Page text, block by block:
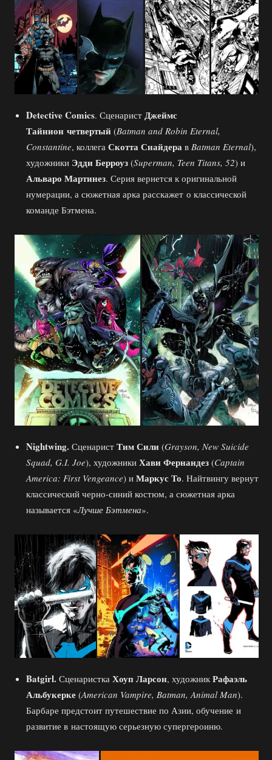
Detective Comics. Сценарист Джеймс
Тайнион четвертый (Batman and Robin Eternal,
Constantine, коллега Скотта Снайдера в Batman Eternal),
художники Эдди Берроуз (Superman, Teen Titans, 52) и
Альваро Мартинез. Серия вернется к оригинальной
нумерации, а сюжетная арка расскажет о классической
команде Бэтмена.
Nightwing. Сценарист Тим Сили (Grayson, New Suicide
Squad, G.I. Joe), художники Хави Фернандез (Captain
America: First Vengeance) и Маркус То. Найтвингу вернут
классический черно-синий костюм, а сюжетная арка
называется «Лучше Бэтмена».
Batgirl. Сценаристка Хоуп Ларсон, художник Рафаэль
Альбукерке (American Vampire, Batman, Animal Man).
Барбаре предстоит путешествие по Азии, обучение и
развитие в настоящую серьезную супергероиню.